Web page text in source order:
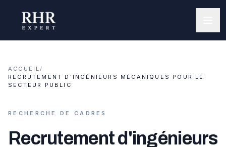
ACCUEIL/
RECRUTEMENT D'INGÉNIEURS MÉCANIQUES POUR LE
SECTEUR PUBLIC
RECHERCHE DE CADRES
Recrutement d'ingénieurs